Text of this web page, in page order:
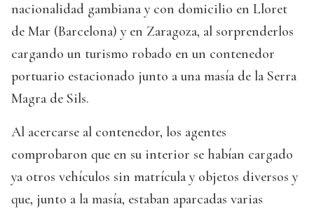
nacionalidad gambiana y con domicilio en Lloret
de Mar (Barcelona) y en Zaragoza, al sorprenderlos
cargando un turismo robado en un contenedor
portuario estacionado junto a una masía de la Serra
Magra de Sils.
Al acercarse al contenedor, los agentes
comprobaron que en su interior se habían cargado
ya otros vehículos sin matrícula y objetos diversos y
que, junto a la masía, estaban aparcadas varias